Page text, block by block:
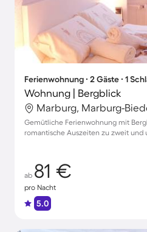
Ferienwohnung ∙ 2 Gäste ∙ 1
Wohnung | Bergblick
Marburg, Marburg-
Gemütliche Ferienwohnung mit
romantische Auszeiten zu zweit und
ab 81 €
pro Nacht
5.0